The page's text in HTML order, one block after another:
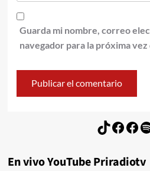
Guarda mi nombre, correo
navegador para la próxima vez
TikTok
En vivo YouTube Priradiotv